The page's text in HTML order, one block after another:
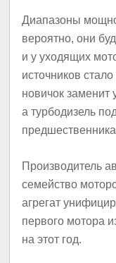
Диапазоны
вероятно, они
и у уходящих
источников
новичок заменит
а турбодизель
Производитель
семейство
агрегат
первого мотора
на этот год.